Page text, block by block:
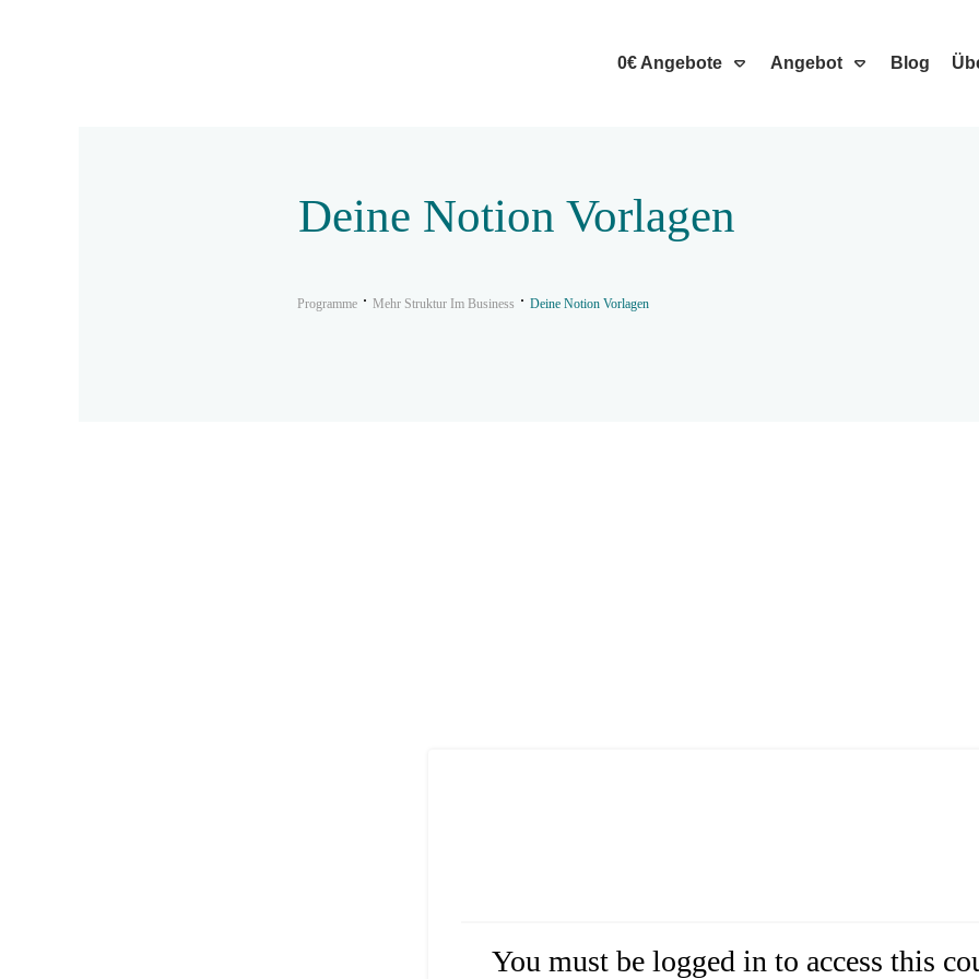
0€ Angebote Angebot Blog
Deine Notion Vorlagen
Programme Mehr Struktur Im Business Deine Notion Vorlagen
You must be logged in to access this